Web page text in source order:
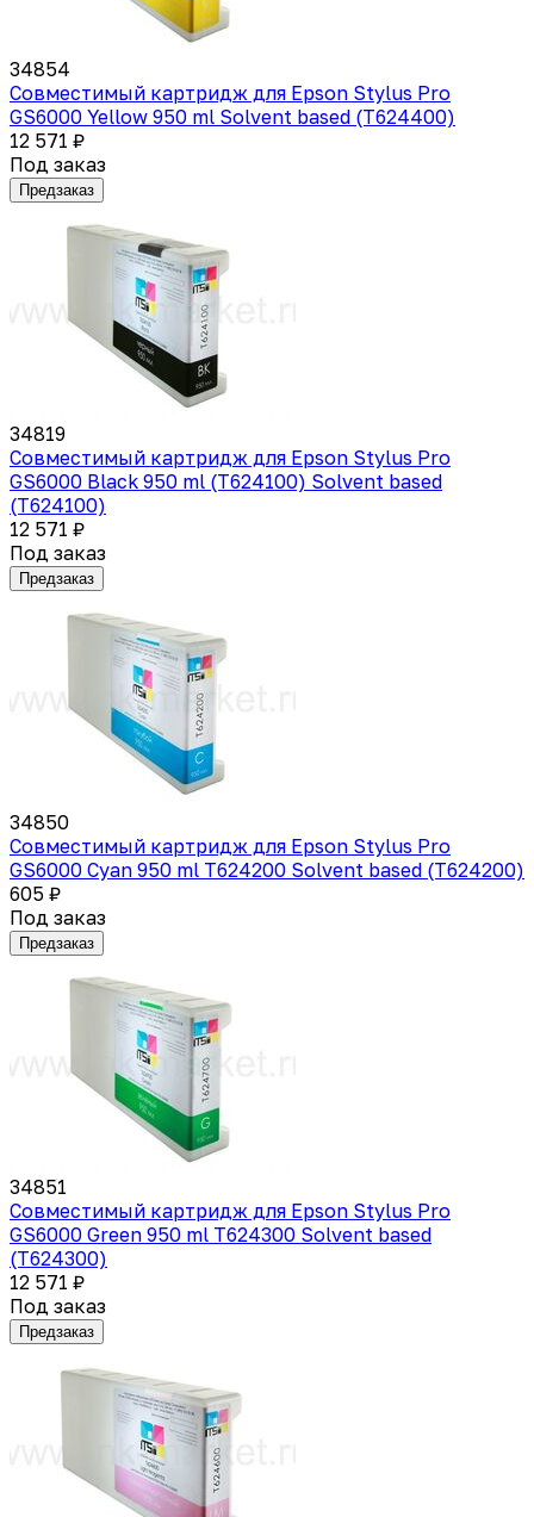
34854
Совместимый картридж для Epson Stylus Pro
GS6000 Yellow 950 ml Solvent based (T624400)
12 571 ₽
Под заказ
Предзаказ
34819
Совместимый картридж для Epson Stylus Pro
GS6000 Black 950 ml (T624100) Solvent based
(T624100)
12 571 ₽
Под заказ
Предзаказ
34850
Совместимый картридж для Epson Stylus Pro
GS6000 Cyan 950 ml T624200 Solvent based (T624200)
605 ₽
Под заказ
Предзаказ
34851
Совместимый картридж для Epson Stylus Pro
GS6000 Green 950 ml T624300 Solvent based
(T624300)
12 571 ₽
Под заказ
Предзаказ